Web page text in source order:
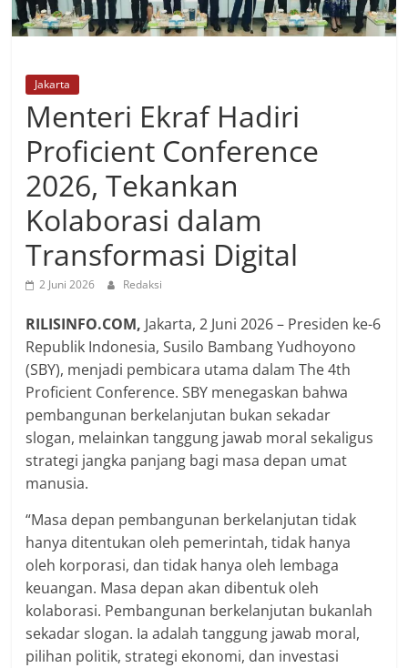
Jakarta
Menteri Ekraf Hadiri
Proficient Conference
2026, Tekankan
Kolaborasi dalam
Transformasi Digital
2 Juni 2026 Redaksi
RILISINFO.COM, Jakarta, 2 Juni 2026 – Presiden ke-6
Republik Indonesia, Susilo Bambang Yudhoyono
(SBY), menjadi pembicara utama dalam The 4th
Proficient Conference. SBY menegaskan bahwa
pembangunan berkelanjutan bukan sekadar
slogan, melainkan tanggung jawab moral sekaligus
strategi jangka panjang bagi masa depan umat
manusia.
“Masa depan pembangunan berkelanjutan tidak
hanya ditentukan oleh pemerintah, tidak hanya
oleh korporasi, dan tidak hanya oleh lembaga
keuangan. Masa depan akan dibentuk oleh
kolaborasi. Pembangunan berkelanjutan bukanlah
sekadar slogan. Ia adalah tanggung jawab moral,
pilihan politik, strategi ekonomi, dan investasi